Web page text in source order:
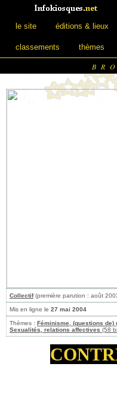
le site éditions & lieux
classements thèmes
Collectif (première parution : août
Mis en ligne le 27 mai 2004
Thèmes : Féminisme, (questions de)
Sexualités, relations affectives (58